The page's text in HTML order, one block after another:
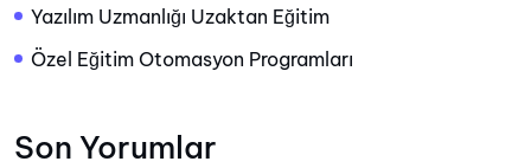
Yazılım Uzmanlığı Uzaktan Eğitim
Özel Eğitim Otomasyon Programları
Son Yorumlar